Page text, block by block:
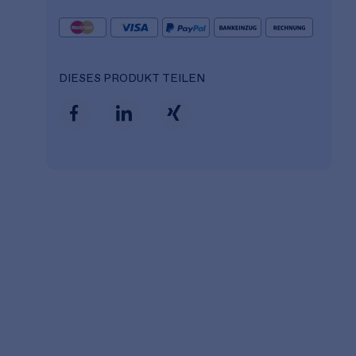
DIESES PRODUKT TEILEN